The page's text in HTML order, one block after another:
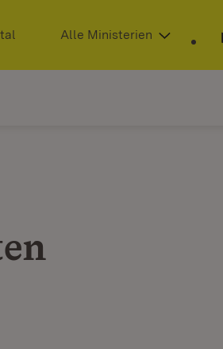
(Öffnet in neuem Fenster)
Alle Ministerien